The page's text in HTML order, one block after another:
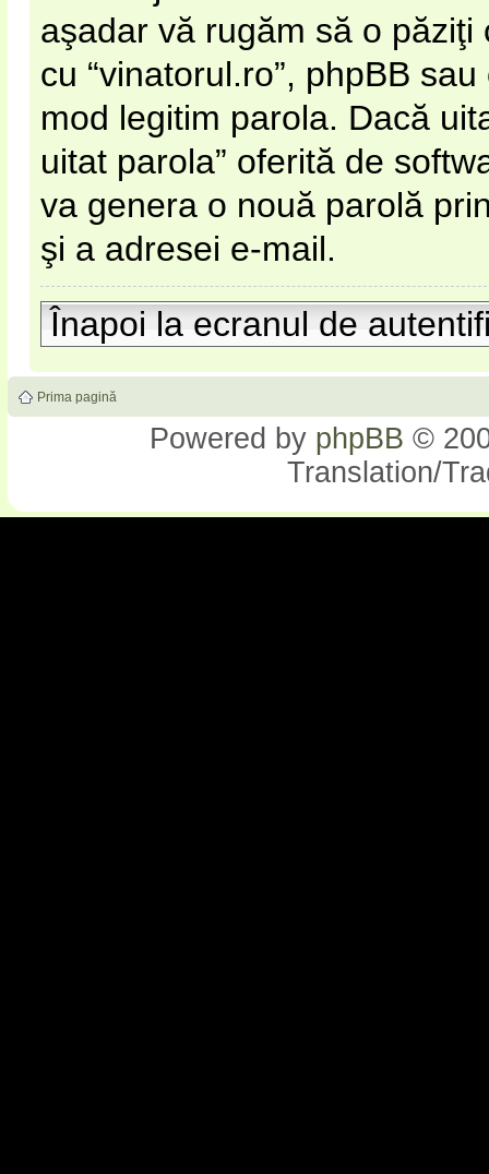
aşadar vă rugăm să o
cu “vinatorul.ro”, phpBB
mod legitim parola. Dacă
uitat parola” oferită de
va genera o nouă parolă
şi a adresei e-mail.
Înapoi la ecranul de
Prima pagină
Powered by phpBB ©
Translation/